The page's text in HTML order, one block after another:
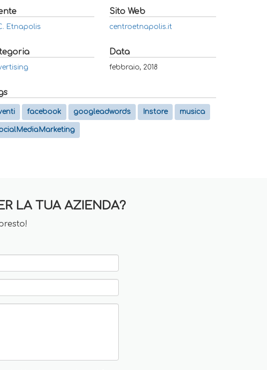
Etnapolis
Sito Web
centroetnapolis.it
Data
febbraio, 2018
facebook googleadwords Instore musica
LA TUA AZIENDA?